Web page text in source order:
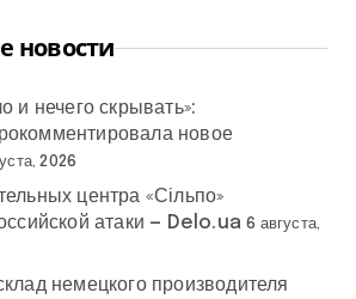
новости
и нечего скрывать»:
новое
2026
центра «Сільпо»
атаки — Delo.ua 6 августа,
немецкого производителя